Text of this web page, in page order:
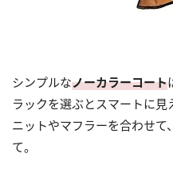
シンプルなノーカラーコート
ラックを選ぶとスマートに
ニットやマフラーを合わせて、
て。